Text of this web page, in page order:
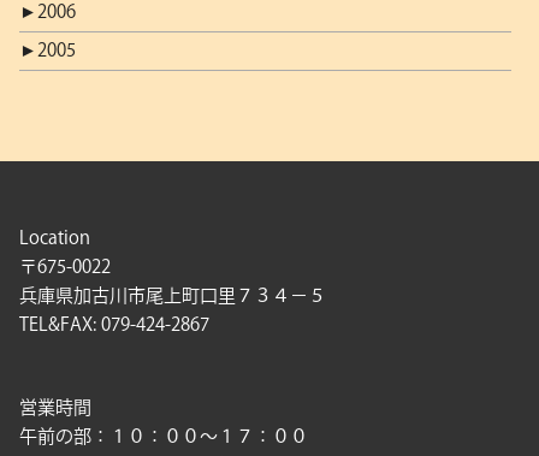
► 2006
► 2005
Location
〒675-0022
兵庫県加古川市尾上町口里７３４－５
TEL&FAX: 079-424-2867
営業時間
午前の部：１０：００〜１７：００